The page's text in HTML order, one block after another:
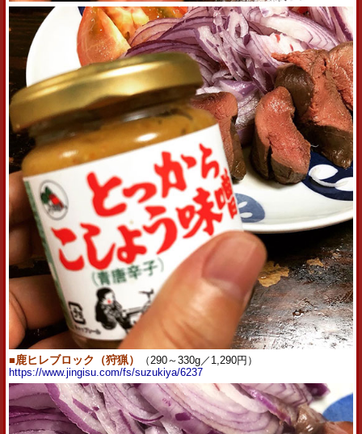
■ 鹿ヒレブロック（狩猟）
（290～330g／1,290円）
https://www.jingisu.com/fs/suzukiya/6237